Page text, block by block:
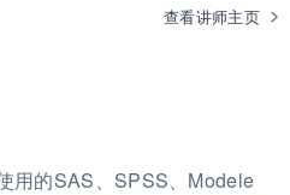
查看讲师主页
用的SAS、SPSS、Modele